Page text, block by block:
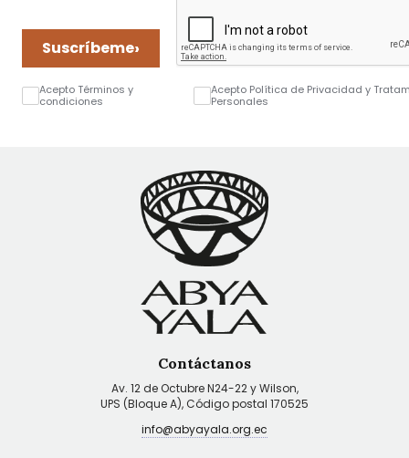
Suscríbeme›
Acepto Términos y
condiciones
Acepto Política de Privacidad y
Personales
Contáctanos
Av. 12 de Octubre N24-22 y Wilson,
UPS (Bloque A), Código postal 170525
info@abyayala.org.ec